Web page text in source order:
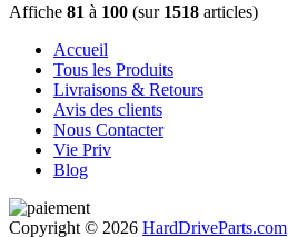
Affiche 81 à 100 (sur 1518 articles)
Accueil
Tous les Produits
Livraisons & Retours
Avis des clients
Nous Contacter
Vie Priv
Blog
Copyright © 2026 HardDriveParts.com